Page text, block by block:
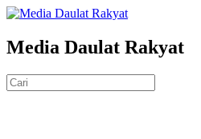
Media Daulat Rakyat